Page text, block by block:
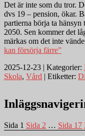
Det är inte som du tror.
dvs 19 – pension, ökar.
partierna börja ta
2050. Sen kommer det
märkas om det inte
kan försörja färre”
2025-12-23 | Kategorier:
Skola, Vård | Etiketter:
Sida 1 Sida 2 … Sida 17